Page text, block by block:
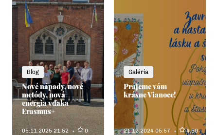
Blog
Nové nápady, nové
metódy, nová
energia vďaka
Erasmus+
05.11.2025 21:52 0
Galéria
Prajeme vám
krásne Vianoce!
21.12.2024 05:57 4.50